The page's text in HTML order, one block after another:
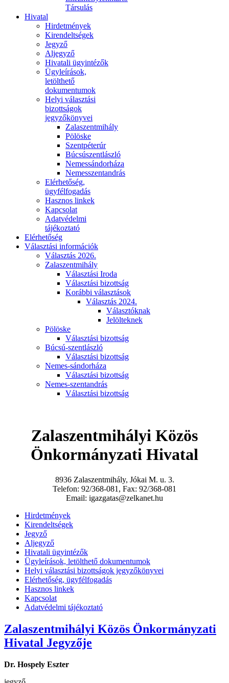
Társulás
Hivatal
Hirdetmények
Kirendeltségek
Jegyző
Aljegyző
Hivatali ügyintézők
Ügyleírások,
letölthető
dokumentumok
Helyi választási
bizottságok
jegyzőkönyvei
Zalaszentmihály
Pölöske
Szentpéterúr
Búcsúszentlászló
Nemessándorháza
Nemesszentandrás
Elérhetőség,
ügyfélfogadás
Hasznos linkek
Kapcsolat
Adatvédelmi
tájékoztató
Elérhetőség
Választási információk
Választás 2026.
Zalaszentmihály
Választási Iroda
Választási bizottság
Korábbi választások
Választás 2024.
Választóknak
Jelölteknek
Pölöske
Választási bizottság
Búcsú-szentlászló
Választási bizottság
Nemes-sándorháza
Választási bizottság
Nemes-szentandrás
Választási bizottság
Zalaszentmihályi Közös
Önkormányzati Hivatal
8936 Zalaszentmihály, Jókai M. u. 3.
Telefon: 92/368-081, Fax: 92/368-081
Email: igazgatas@zelkanet.hu
Hirdetmények
Kirendeltségek
Jegyző
Aljegyző
Hivatali ügyintézők
Ügyleírások, letölthető dokumentumok
Helyi választási bizottságok jegyzőkönyvei
Elérhetőség, ügyfélfogadás
Hasznos linkek
Kapcsolat
Adatvédelmi tájékoztató
Zalaszentmihályi Közös Önkormányzati
Hivatal Jegyzője
Dr. Hospely Eszter